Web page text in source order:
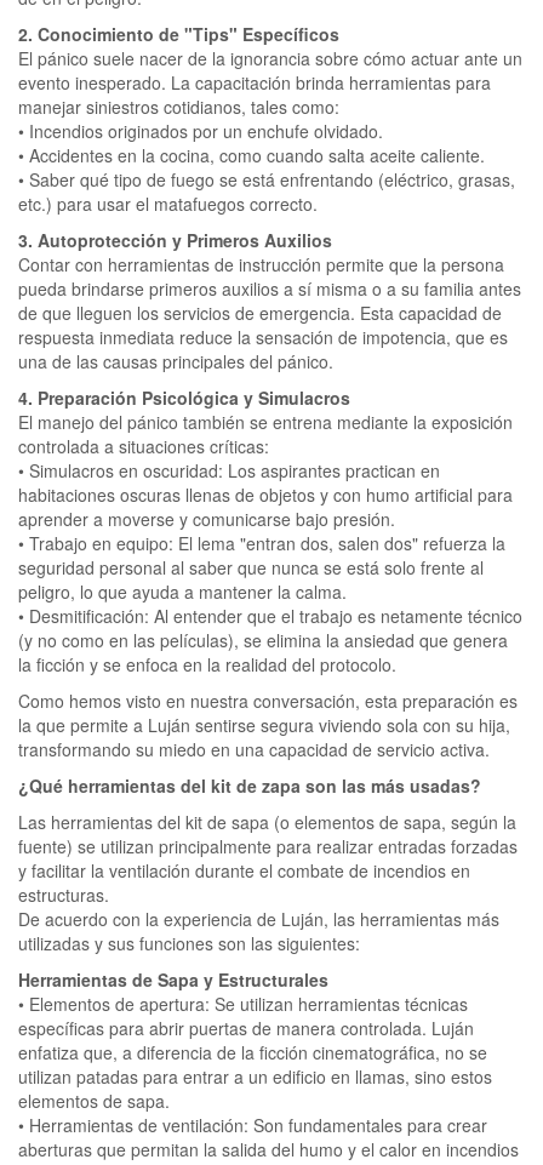
2. Conocimiento de "Tips" Específicos
El pánico suele nacer de la ignorancia sobre cómo actuar ante un
evento inesperado. La capacitación brinda herramientas para
manejar siniestros cotidianos, tales como:
• Incendios originados por un enchufe olvidado.
• Accidentes en la cocina, como cuando salta aceite caliente.
• Saber qué tipo de fuego se está enfrentando (eléctrico, grasas,
etc.) para usar el matafuegos correcto.
3. Autoprotección y Primeros Auxilios
Contar con herramientas de instrucción permite que la persona
pueda brindarse primeros auxilios a sí misma o a su familia antes
de que lleguen los servicios de emergencia. Esta capacidad de
respuesta inmediata reduce la sensación de impotencia, que es
una de las causas principales del pánico.
4. Preparación Psicológica y Simulacros
El manejo del pánico también se entrena mediante la exposición
controlada a situaciones críticas:
• Simulacros en oscuridad: Los aspirantes practican en
habitaciones oscuras llenas de objetos y con humo artificial para
aprender a moverse y comunicarse bajo presión.
• Trabajo en equipo: El lema "entran dos, salen dos" refuerza la
seguridad personal al saber que nunca se está solo frente al
peligro, lo que ayuda a mantener la calma.
• Desmitificación: Al entender que el trabajo es netamente técnico
(y no como en las películas), se elimina la ansiedad que genera
la ficción y se enfoca en la realidad del protocolo.
Como hemos visto en nuestra conversación, esta preparación es
la que permite a Luján sentirse segura viviendo sola con su hija,
transformando su miedo en una capacidad de servicio activa.
¿Qué herramientas del kit de zapa son las más usadas?
Las herramientas del kit de sapa (o elementos de sapa, según la
fuente) se utilizan principalmente para realizar entradas forzadas
y facilitar la ventilación durante el combate de incendios en
estructuras.
De acuerdo con la experiencia de Luján, las herramientas más
utilizadas y sus funciones son las siguientes:
Herramientas de Sapa y Estructurales
• Elementos de apertura: Se utilizan herramientas técnicas
específicas para abrir puertas de manera controlada. Luján
enfatiza que, a diferencia de la ficción cinematográfica, no se
utilizan patadas para entrar a un edificio en llamas, sino estos
elementos de sapa.
• Herramientas de ventilación: Son fundamentales para crear
aberturas que permitan la salida del humo y el calor en incendios